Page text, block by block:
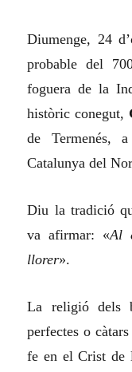
Diumenge, 24
probable del
foguera de la
històric conegut,
de Termenés,
Catalunya del
Diu la tradició
va afirmar: «Al
llorer».
La religió dels
perfectes o
fe en el Crist de